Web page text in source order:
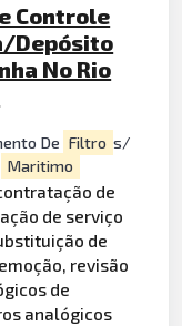
Controle
Depósito
No Rio
De Filtro s/
Maritimo
de
de serviço
de
revisão
de
analógicos